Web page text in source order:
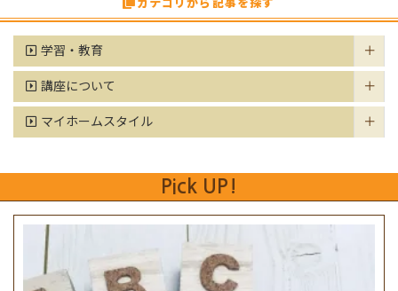
カテゴリから記事を探す
学習・教育
講座について
マイホームスタイル
Pick UP!